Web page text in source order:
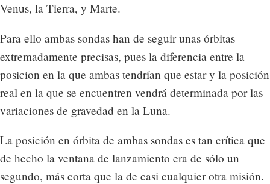
Venus, la Tierra, y Marte.
Para ello ambas sondas han de seguir unas órbitas
extremadamente precisas, pues la diferencia entre la
posicion en la que ambas tendrían que estar y la posición
real en la que se encuentren vendrá determinada por las
variaciones de gravedad en la Luna.
La posición en órbita de ambas sondas es tan crítica que
de hecho la ventana de lanzamiento era de sólo un
segundo, más corta que la de casi cualquier otra misión.